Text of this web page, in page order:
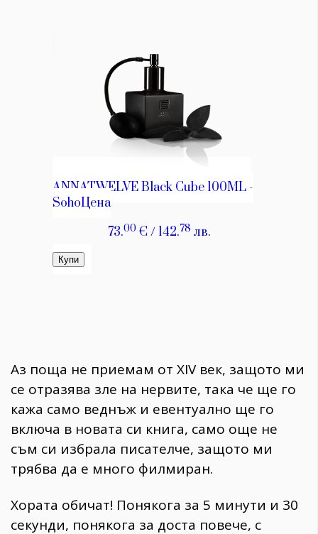
Аз поща не приемам от XIV век, защото ми
се отразява зле на нервите, така че ще го
кажа само веднъж и евентуално ще го
включа в новата си книга, само още не
съм си избрала писателче, защото ми
трябва да е много филмиран.
Хората обичат! Понякога за 5 минути и 30
секунди, понякога за доста повече, с